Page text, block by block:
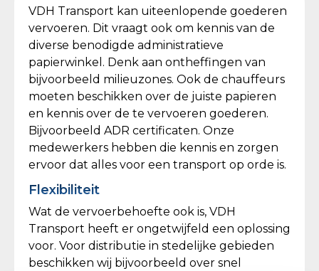
VDH Transport kan uiteenlopende goederen
vervoeren. Dit vraagt ook om kennis van de
diverse benodigde administratieve
papierwinkel. Denk aan ontheffingen van
bijvoorbeeld milieuzones. Ook de chauffeurs
moeten beschikken over de juiste papieren
en kennis over de te vervoeren goederen.
Bijvoorbeeld ADR certificaten. Onze
medewerkers hebben die kennis en zorgen
ervoor dat alles voor een transport op orde is.
Flexibiliteit
Wat de vervoerbehoefte ook is, VDH
Transport heeft er ongetwijfeld een oplossing
voor. Voor distributie in stedelijke gebieden
beschikken wij bijvoorbeeld over snel